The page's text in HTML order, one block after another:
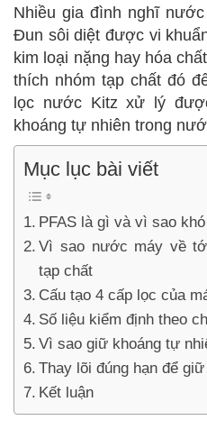
Nhiều gia đình nghĩ
Đun sôi diệt được vi
kim loại nặng hay hóa
thích nhóm tạp chất đó
lọc nước Kitz xử lý
khoáng tự nhiên trong
Mục lục bài viết
PFAS là gì và vì sao
Vì sao nước máy về
tạp chất
Cấu tạo 4 cấp lọc của
Số liệu kiểm định theo
Vì sao giữ khoáng tự
Thay lõi đúng hạn để
Kết luận